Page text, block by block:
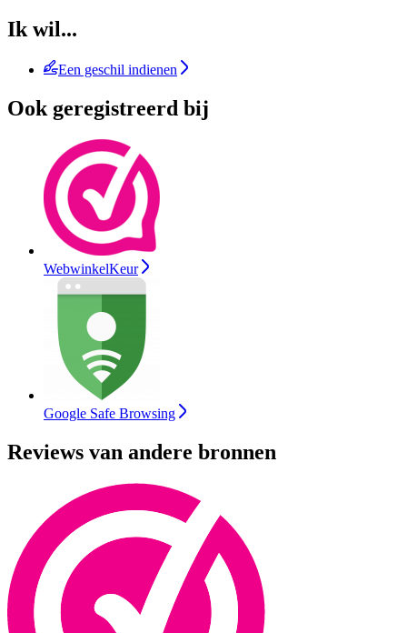
Ik wil...
Een geschil indienen
Ook geregistreerd bij
WebwinkelKeur
Google Safe Browsing
Reviews van andere bronnen